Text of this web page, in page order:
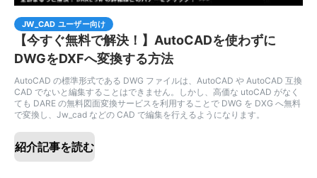
JW_CAD ユーザー向け
【今すぐ無料で解決！】AutoCADを使わずに
DWGをDXFへ変換する方法
AutoCAD の標準形式である DWG ファイルは、AutoCAD や AutoCAD 互換
CAD でないと編集することはできません。しかし、高価な utoCAD がなく
ても DARE の無料図面変換サービスを利用することで DWG を DXG へ無料
で変換し、Jw_cad などの CAD で編集を行えるようになります。
紹介記事を読む